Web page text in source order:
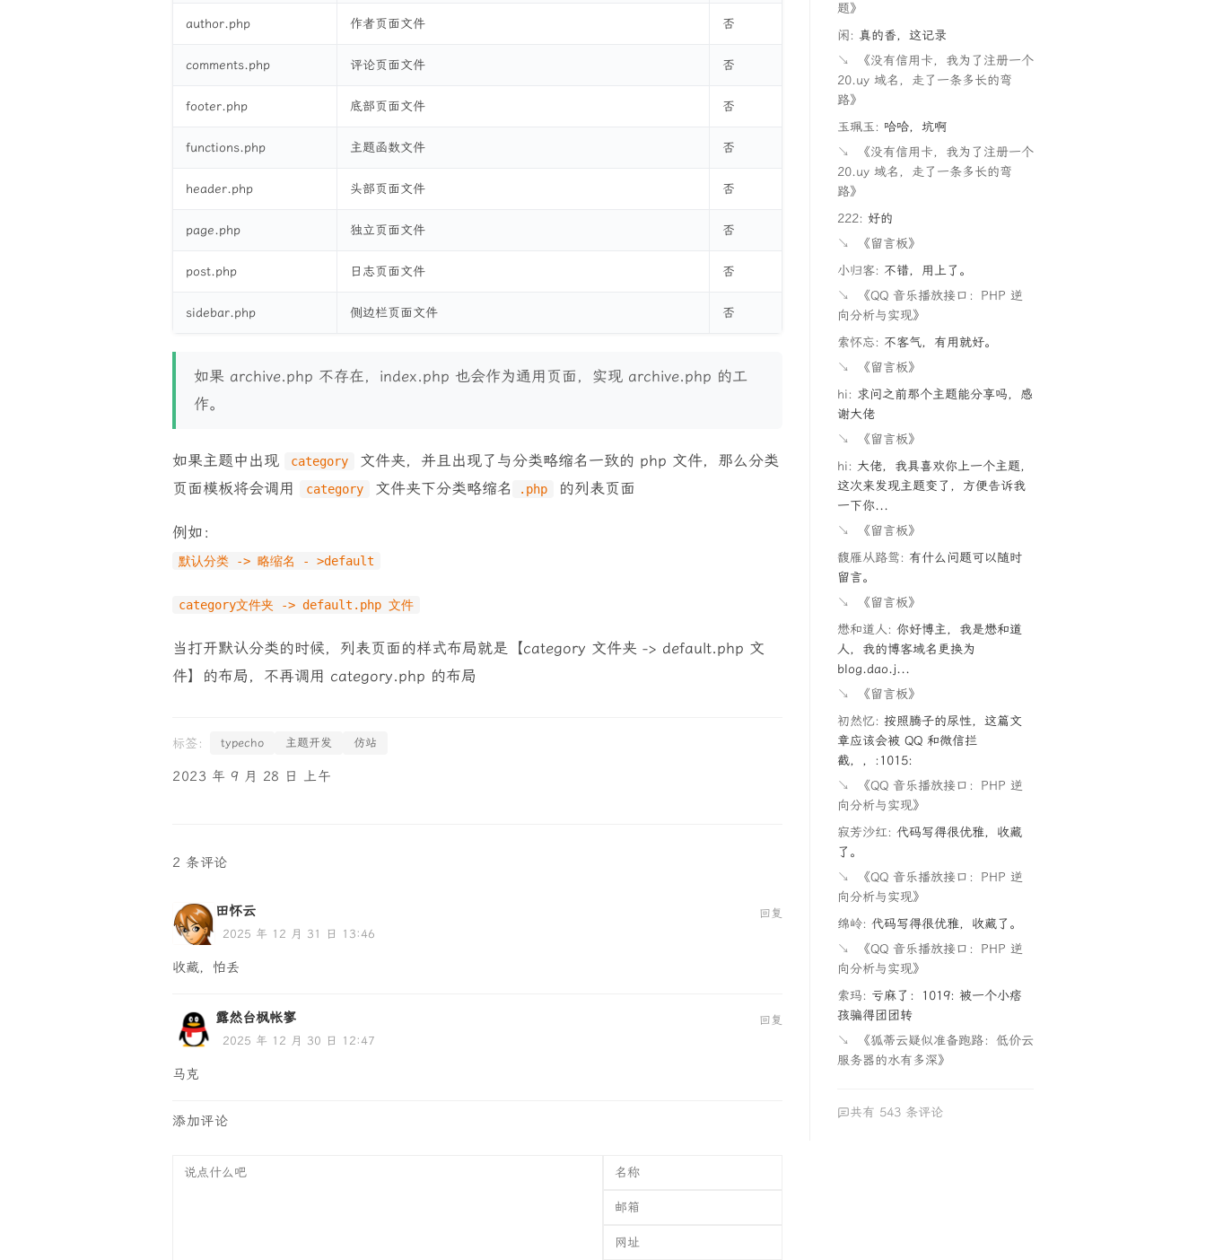
author.php 作者页面文件 否
comments.php 评论页面文件 否
footer.php 底部页面文件 否
functions.php 主题函数文件 否
header.php 头部页面文件 否
page.php 独立页面文件 否
post.php 日志页面文件 否
sidebar.php 侧边栏页面文件 否
如果 archive.php 不存在，index.php 也会作为通用页面，实现 archive.php 的工
作。
如果主题中出现 category
文件夹，并且出现了与分类略缩名一致的 php 文件，那么分类
页面模板将会调用
category 文件夹下分类略缩名 .php 的列表页面
例如：
默认分类 -> 略缩名 - >default
category文件夹 -> default.php 文件
当打开默认分类的时候，列表页面的样式布局就是【category 文件夹 -> default.php 文
件】的布局，不再调用 category.php 的布局
typecho 主题开发 仿站
2023 年 9 月 28 日 上午
2 条评论
田怀云
2025 年 12 月 31 日 13:46
收藏，怕丢
回复
露然台枫帐寥
2025 年 12 月 30 日 12:47
马克
回复
添加评论
题》
闲: 真的香，这记录
↘
《没有信用卡，我为了注册一个
20.uy 域名，走了一条多长的弯
路》
玉珮玉: 哈哈，坑啊
↘
《没有信用卡，我为了注册一个
20.uy 域名，走了一条多长的弯
路》
222: 好的
↘
《留言板》
小归客: 不错，用上了。
↘
《QQ 音乐播放接口：PHP 逆
向分析与实现》
索怀忘: 不客气，有用就好。
↘
《留言板》
hi: 求问之前那个主题能分享吗，感
谢大佬
↘
《留言板》
hi: 大佬，我具喜欢你上一个主题，
这次来发现主题变了，方便告诉我
一下你...
↘
《留言板》
馥雁从路鸳: 有什么问题可以随时
留言。
↘
《留言板》
懋和道人: 你好博主，我是懋和道
人，我的博客域名更换为
blog.dao.j...
↘
《留言板》
初然忆: 按照腾子的尿性，这篇文
章应该会被 QQ 和微信拦
截，，:1015:
↘
《QQ 音乐播放接口：PHP 逆
向分析与实现》
寂芳沙红: 代码写得很优雅，收藏
了。
↘
《QQ 音乐播放接口：PHP 逆
向分析与实现》
绵岭: 代码写得很优雅，收藏了。
↘
《QQ 音乐播放接口：PHP 逆
向分析与实现》
索玛: 亏麻了：1019: 被一个小痞
孩骗得团团转
↘
《狐蒂云疑似准备跑路：低价云
服务器的水有多深》
共有 543 条评论